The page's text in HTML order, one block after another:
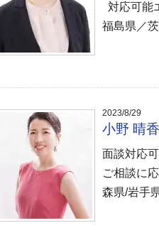
対応可能
福島県／
2023/8/29
小野 晴
面談対応
ご相談に
森県/岩手